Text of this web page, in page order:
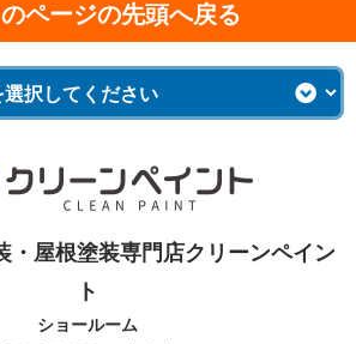
ページの先頭へ戻る
・屋根塗装専門店クリーンペイン
ト
ショールーム